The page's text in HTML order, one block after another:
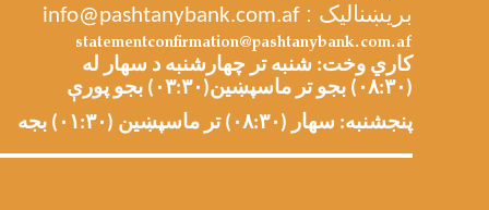
بریښنالیک :info@pashtanybank.com.af
statementconfirmation@pashtanybank.com.af
کاري وخت: شنبه تر چهارشنبه د سهار له
(۰۸:۳۰) بجو تر ماسپښین(۰۳:۳۰) بجو پورې
پنجشنبه: سهار (۰۸:۳۰) تر ماسپښین (۰۱:۳۰) بجه